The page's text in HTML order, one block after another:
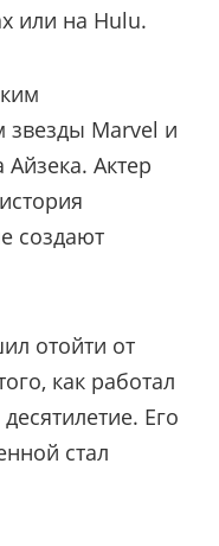
или на Hulu.
звезды Marvel и
Айзека. Актер
создают
отойти от
как работал
Его
стал